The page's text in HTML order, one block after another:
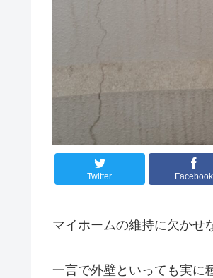
Twitter Facebook
マイホームの維持に欠かせ
一言で外壁といっても実に